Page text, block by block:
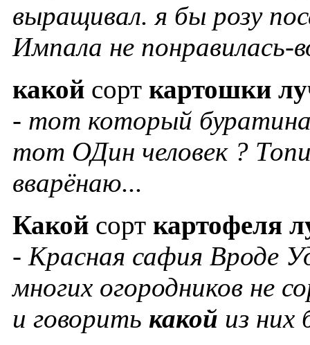
выращивал. я бы розу
Импала не понравилась-
какой сорт картошки
- тот который
тот ОДин человек ?
вварёнаю...
Какой сорт картофеля
- Красная сафия Вроде
многих огородников не
и говорить какой из них